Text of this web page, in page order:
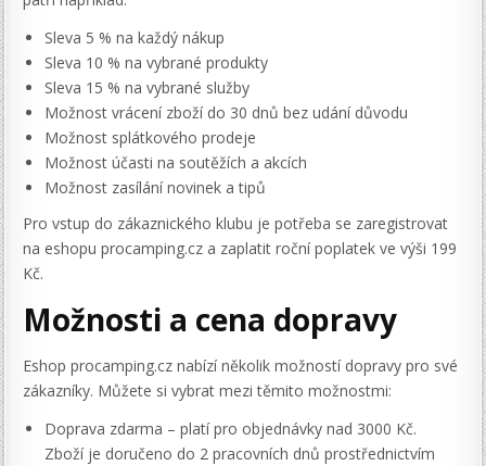
Sleva 5 % na každý nákup
Sleva 10 % na vybrané produkty
Sleva 15 % na vybrané služby
Možnost vrácení zboží do 30 dnů bez udání důvodu
Možnost splátkového prodeje
Možnost účasti na soutěžích a akcích
Možnost zasílání novinek a tipů
Pro vstup do zákaznického klubu je potřeba se zaregistrovat
na eshopu procamping.cz a zaplatit roční poplatek ve výši 199
Kč.
Možnosti a cena dopravy
Eshop procamping.cz nabízí několik možností dopravy pro své
zákazníky. Můžete si vybrat mezi těmito možnostmi:
Doprava zdarma – platí pro objednávky nad 3000 Kč.
Zboží je doručeno do 2 pracovních dnů prostřednictvím